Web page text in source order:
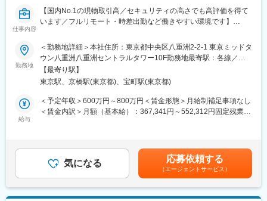
■特徴：
体験設計や、体験の背後にあるクライアント内のオペレーション
やカルチャーの設計などにも力を入れています。クライアントの
事業成長にコミットし、細部のあらゆる体験までを一貫してデザ
インしきることを目指している点が特徴です。
■ポジション魅力：
・日本を代表する大企業やスタートアップの新規事業やフルリニ
・30名を超えるGoodpatchのUXデザイナーチームの組織づくりや
メンバー育成に携わることができる
・フルリモート×フルフレックスで、自由な働き方をすることがで
仕事内容
【国内No.1の現物取引高／セキュリティの高さでも高評価を得て
います／フルリモート・時差出勤など働きやすい環境です】
■業務内容：
仮想通貨取引所を主軸とする当社のQAエンジニアのリーダーとし
て、ご経験に応じて下記業務をお任せします。
・テスト計画の立案
・テスト設計
・テスト実行
・テスト進捗管理・レポート
・バグ管理や障害傾向分析
仮想通貨交換業者として金融庁から正式に認定されています。
2017年7月には総額8.5億円の資金調達も実施し、急速に成長、拡
大しています。金融機関や関連企業に向けて教育、研修を行って
勤務地
＜勤務地詳細＞本社住所：東京都中央区八重洲2-2-1 東京ミッドタ
ウン八重洲八重洲セントラルタワー10F勤務地最寄駅：各線／五
反田駅受動喫煙対策：屋内全面禁煙変更の範囲：会社の定める事
業所（リモートワーク含む）
【最寄り駅】
東京駅、京橋駅(東京都)、宝町駅(東京都)
給与
＜予定年収＞600万円～800万円＜賃金形態＞月給制補足事項なし
＜賃金内訳＞月額（基本給）：367,341円～552,312円固定残業手
給与補足＞※給与詳細は、経験等を考慮し決定します。賃金はあく
までも目安の金額であり、選考を通じて上下する可能性がありま
す。月給(月額)は固定手当を含めた表記です。
気になる 応募依頼する
（エージェントサービス）